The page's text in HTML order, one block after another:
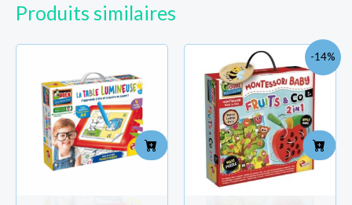
Produits similaires
-14%
Le
prix
initial
était :
TND
99.000.
Le
prix